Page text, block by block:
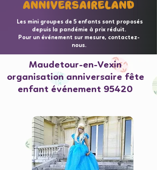
AnniversaireLand
AnniversaireLand
Les mini groupes de 5 enfants sont proposés
depuis la pandémie à prix réduit.
Pour un événement sur mesure, contactez-
nous.
Maudetour-en-Vexin
organisation anniversaire fête
enfant événement 95420